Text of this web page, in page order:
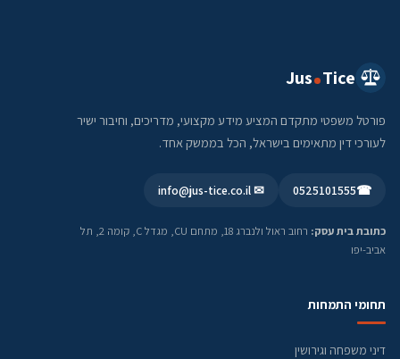
Jus Tice
פורטל משפטי מתקדם המציע מידע מקצועי, מדריכים, וחיבור ישיר
לעורכי דין מתאימים בישראל, הכל בממשק אחד.
☎
0525101555
✉ info@jus-tice.co.il
כתובת בית עסק:
רחוב ראול ולנברג 18, מתחם CU, מגדל C, קומה 2, תל
אביב-יפו
תחומי התמחות
דיני משפחה וגירושין